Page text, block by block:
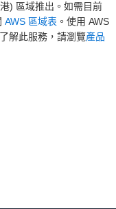
) 區域推出。如需目前
AWS 區域表 。使用 AWS
解此服務，請瀏覽產品